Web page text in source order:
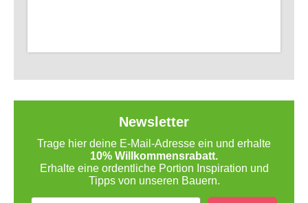
Newsletter
Trage hier deine E-Mail-Adresse ein und erhalte
10% Willkommensrabatt.
Erhalte eine ordentliche Portion Inspiration und
Tipps von unseren Bauern.